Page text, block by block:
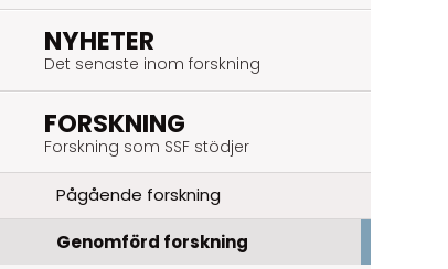
NYHETER
Det senaste inom forskning
FORSKNING
Forskning som SSF stödjer
Pågående forskning
Genomförd forskning